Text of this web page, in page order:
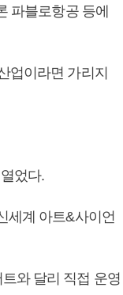
파블로항공 등에
업이라면 가리지
었다.
세계 아트&사이언
와 달리 직접 운영